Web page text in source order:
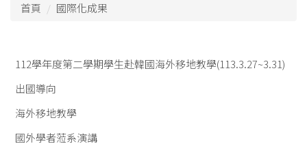
首頁 國際化成果
112學年度第二學期學生赴韓國海外移地教學(113.3.27~3.31)
出國導向
海外移地教學
國外學者蒞系演講